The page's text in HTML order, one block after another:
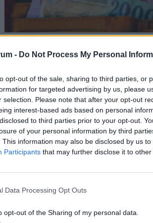
- Do Not Process My Personal
opt-out of the sale, sharing to third parties, or
for targeted advertising by us, please
selection. Please note that after your opt-out
interest-based ads based on personal
to third parties prior to your opt-out.
of your personal information by third
This information may also be disclosed by us
Participants that may further disclose it to other
Data Processing Opt Outs
opt-out of the Sharing of my personal data.
elfordultak a magyarok ettől a
A magyarok egyre óvatosabban
kölcsönért: közel kétharmaduk nem vett
elmúlt egy évben